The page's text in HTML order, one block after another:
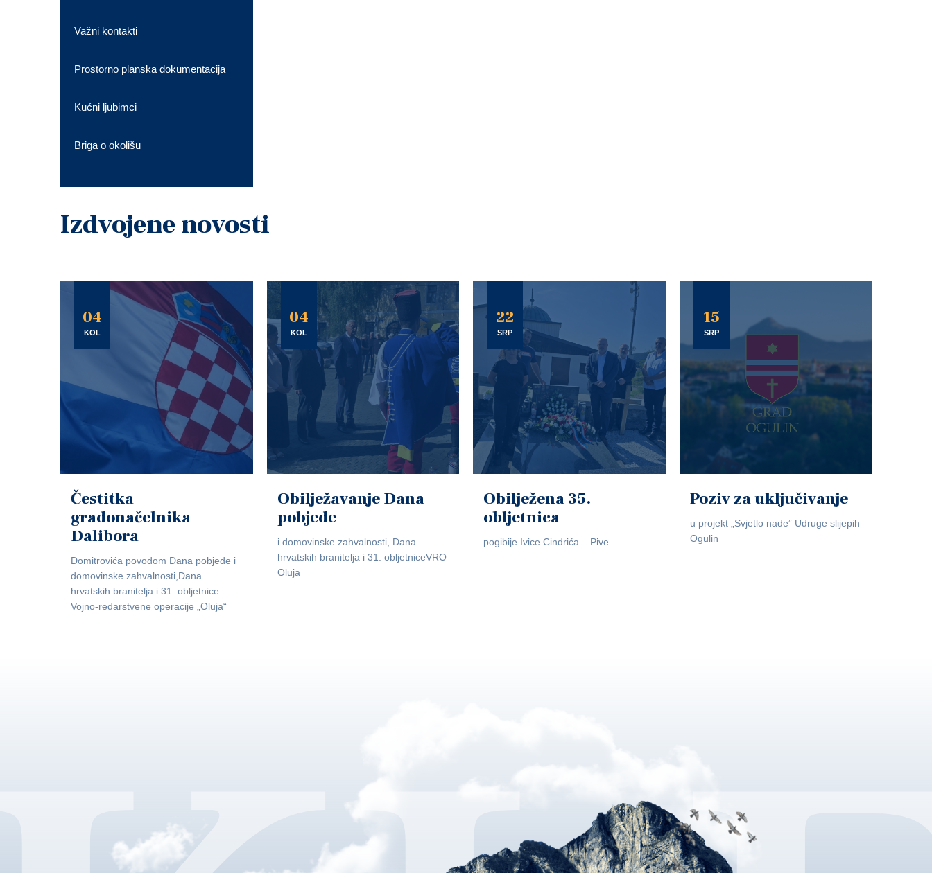
Važni kontakti
Prostorno planska dokumentacija
Kućni ljubimci
Briga o okolišu
Izdvojene novosti
04
KOL
Čestitka
gradonačelnika
Dalibora
Domitrovića povodom Dana pobjede i
domovinske zahvalnosti,Dana
hrvatskih branitelja i 31. obljetnice
Vojno-redarstvene operacije „Oluja“
04
KOL
Obilježavanje Dana
pobjede
i domovinske zahvalnosti, Dana
hrvatskih branitelja i 31. obljetniceVRO
Oluja
22
SRP
Obilježena 35.
obljetnica
pogibije Ivice Cindrića – Pive
15
SRP
Poziv za uključivanje
u projekt „Svjetlo nade” Udruge slijepih
Ogulin